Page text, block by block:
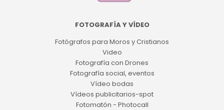
FOTOGRAFÍA Y VÍDEO
Fotógrafos para Moros y Cristianos
Video
Fotografía con Drones
Fotografía social, eventos
Vídeo bodas
Vídeos publicitarios-spot
Fotomatón - Photocall